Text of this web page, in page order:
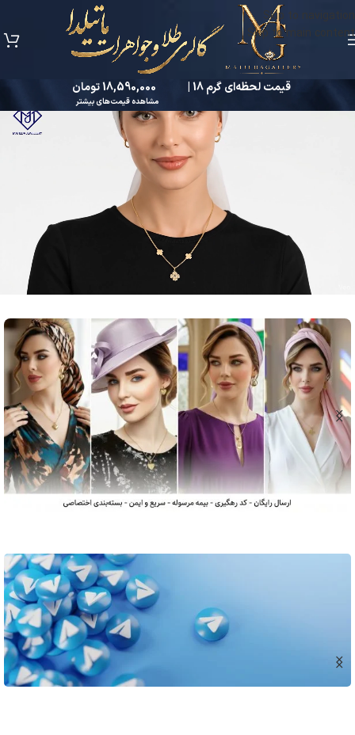
Skip to navigation
Skip to main content
قیمت لحظه‌ای گرم 18 | 18,590,000 تومان
مشاهده قیمت‌های بیشتر